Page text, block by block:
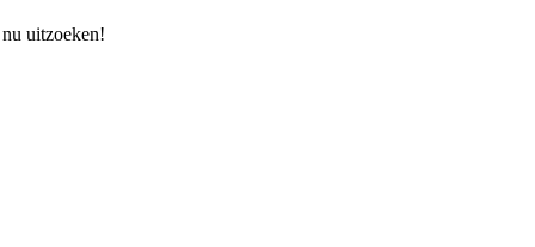
uitzoeken!